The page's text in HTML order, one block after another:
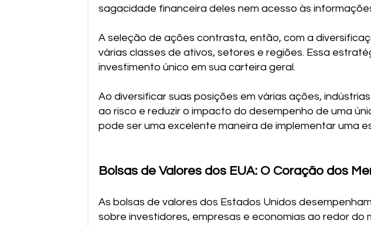
sagacidade financeira deles nem acesso às
A seleção de ações contrasta, então, com a
várias classes de ativos, setores e regiões. Essa
investimento único em sua carteira geral.
Ao diversificar suas posições em várias ações,
ao risco e reduzir o impacto do desempenho de uma
pode ser uma excelente maneira de implementar uma
Bolsas de Valores dos EUA: O Coração dos
As bolsas de valores dos Estados Unidos
sobre investidores, empresas e economias ao redor do